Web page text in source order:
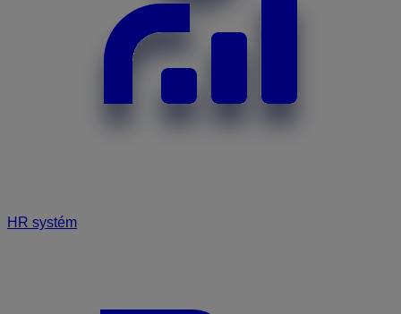
HR systém